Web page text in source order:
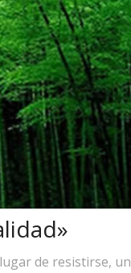
de resistirse, un